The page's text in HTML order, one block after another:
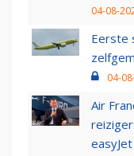
04-08-
Eerste
04-
Air
easyJet